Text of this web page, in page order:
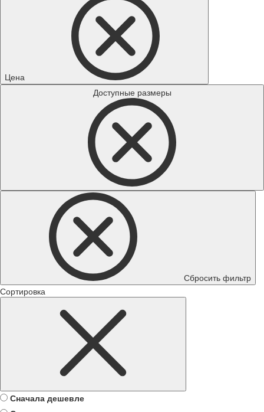
Цена
Доступные размеры
Сбросить фильтр
Сортировка
Сначала дешевле